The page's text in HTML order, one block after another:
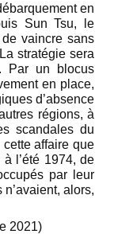
en
Sun Tsu, le
vaincre sans
stratégie sera
Par un blocus
en place,
d’absence
régions, à
scandales du
cette affaire que
à l’été 1974, de
par leur
alors,
2021)